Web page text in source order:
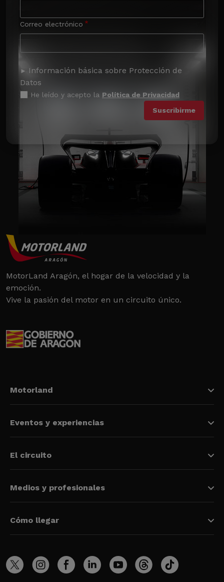
Correo electrónico
Información básica sobre Protección de
Datos
He leído y acepto la Política de Privacidad
MotorLand Aragón, el hogar de la velocidad y la
emoción.
Vive la pasión del motor en un circuito único.
Motorland
Eventos y experiencias
El circuito
Medios y profesionales
Cómo llegar